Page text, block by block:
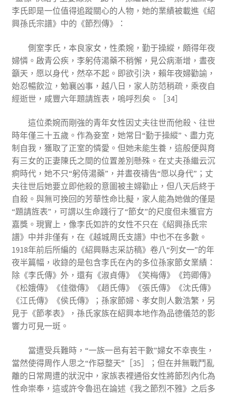
李氏即是一位值得追蹤關心的人物，她的業績被載進《紹
興孫氏宗譜》中的《節烈傳》：
側室李氏，本良家女，性柔婉，勤于操縱，頗得年夜
婦憐。啟青公疾，李躬侍湯藥不稍懈，見公病漸增，晝夜
籲天，愿以身代，然卒不起。即欲引決，賴年夜婦勸諭，
始忍暢飲泣，勉襄凶事，越八日，家人防范稍疏，乘夜自
經逝世，咸豐六年題請旌表，嗚呼烈矣。［34］
這位柔婉而剛強的青年女性因丈夫往世而他殺、往世
時年僅三十五歲。作為妾室，她常日“勤于操縱”、盡力克
制自我，獲取了正室的憐愛。但她未能生養，這般便與育
有三女的正妻陳氏之間的位置差別懸殊。在丈夫孫繼云沉
痾時代，她不只“躬侍湯藥”，并晝夜禱告“愿以身代”；丈
夫往世后她要立即他殺的意圖被主婦勸止，但八天后終于
自殺。與無可挽回的芳華性命比擬，家人能為她做的僅是
“題請旌表”，可謂以生命踐行了“節女”的尺度但未獲官方
嘉獎。現實上，像李氏如許的女性不只在《紹興孫氏宗
譜》中并非僅有，在《越城周氏支譜》中也不在多數。
1918年前后所編的《紹興縣志采訪稿》卷八“列女一”的年
夜半篇幅，收錄的是包含李氏在內的多位孫家節女業績：
除《李氏傳》外，還有《淑貞傳》《笑梅傳》《筠卿傳》
《松娥傳》《佳徵傳》《趙氏傳》《張氏傳》《沈氏傳》
《江氏傳》《侯氏傳》；孫家節婦、孝女則人數浩繁，另
見于《節孝表》，孫氏家族在紹興本地作為品德儀范的影
響力可見一斑。
當遭受兵難時，“一族一邑有若干數”婦女不幸喪生，
當然使得周作人思之“作惡整天”［35］；但在并無戰鬥亂
離的日常周遭的狀況中，家族表裡通俗女性將節烈內化為
性命崇奉，這或許令魯迅在論述《我之節烈不雅》之后多